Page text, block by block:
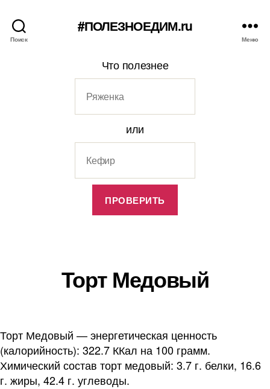
Поиск
#ПОЛЕЗНОЕДИМ.ru
Меню
Что полезнее
или
Торт Медовый
Торт Медовый — энергетическая ценность
(калорийность): 322.7 ККал на 100 грамм.
Химический состав торт медовый: 3.7 г. белки, 16.6
г. жиры, 42.4 г. углеводы.